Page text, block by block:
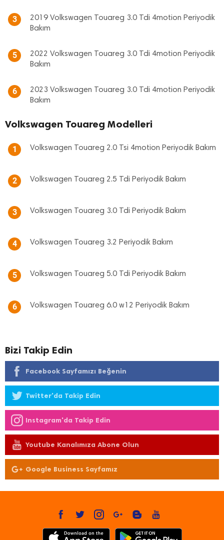
3
2019 Volkswagen Touareg 3.0 Tdi 4motion Periyodik
Bakım
5
2022 Volkswagen Touareg 3.0 Tdi 4motion Periyodik
Bakım
6
2023 Volkswagen Touareg 3.0 Tdi 4motion Periyodik
Bakım
Volkswagen Touareg Modelleri
1 Volkswagen Touareg 2.0 Tsi 4motion Periyodik Bakım
2 Volkswagen Touareg 2.5 Tdi Periyodik Bakım
3 Volkswagen Touareg 3.0 Tdi Periyodik Bakım
4 Volkswagen Touareg 3.2 Periyodik Bakım
5 Volkswagen Touareg 5.0 Tdi Periyodik Bakım
6 Volkswagen Touareg 6.0 w12 Periyodik Bakım
Bizi Takip Edin
Facebook Sayfamızı Beğenin
Twitter'da Takip Edin
Instagram'da Takip Edin
Youtube Kanalımıza Abone Olun
Google Business Sayfamız